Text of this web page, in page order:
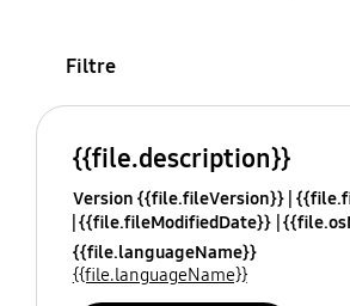
Filtre
{{file.description}}
Version {{file.fileVersion}}
{{file.fileModifiedDate}}
{{file.languageName}}
{{file.languageName}}